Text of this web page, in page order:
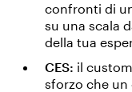
confronti di
su una scala
della tua
CES: il
sforzo che